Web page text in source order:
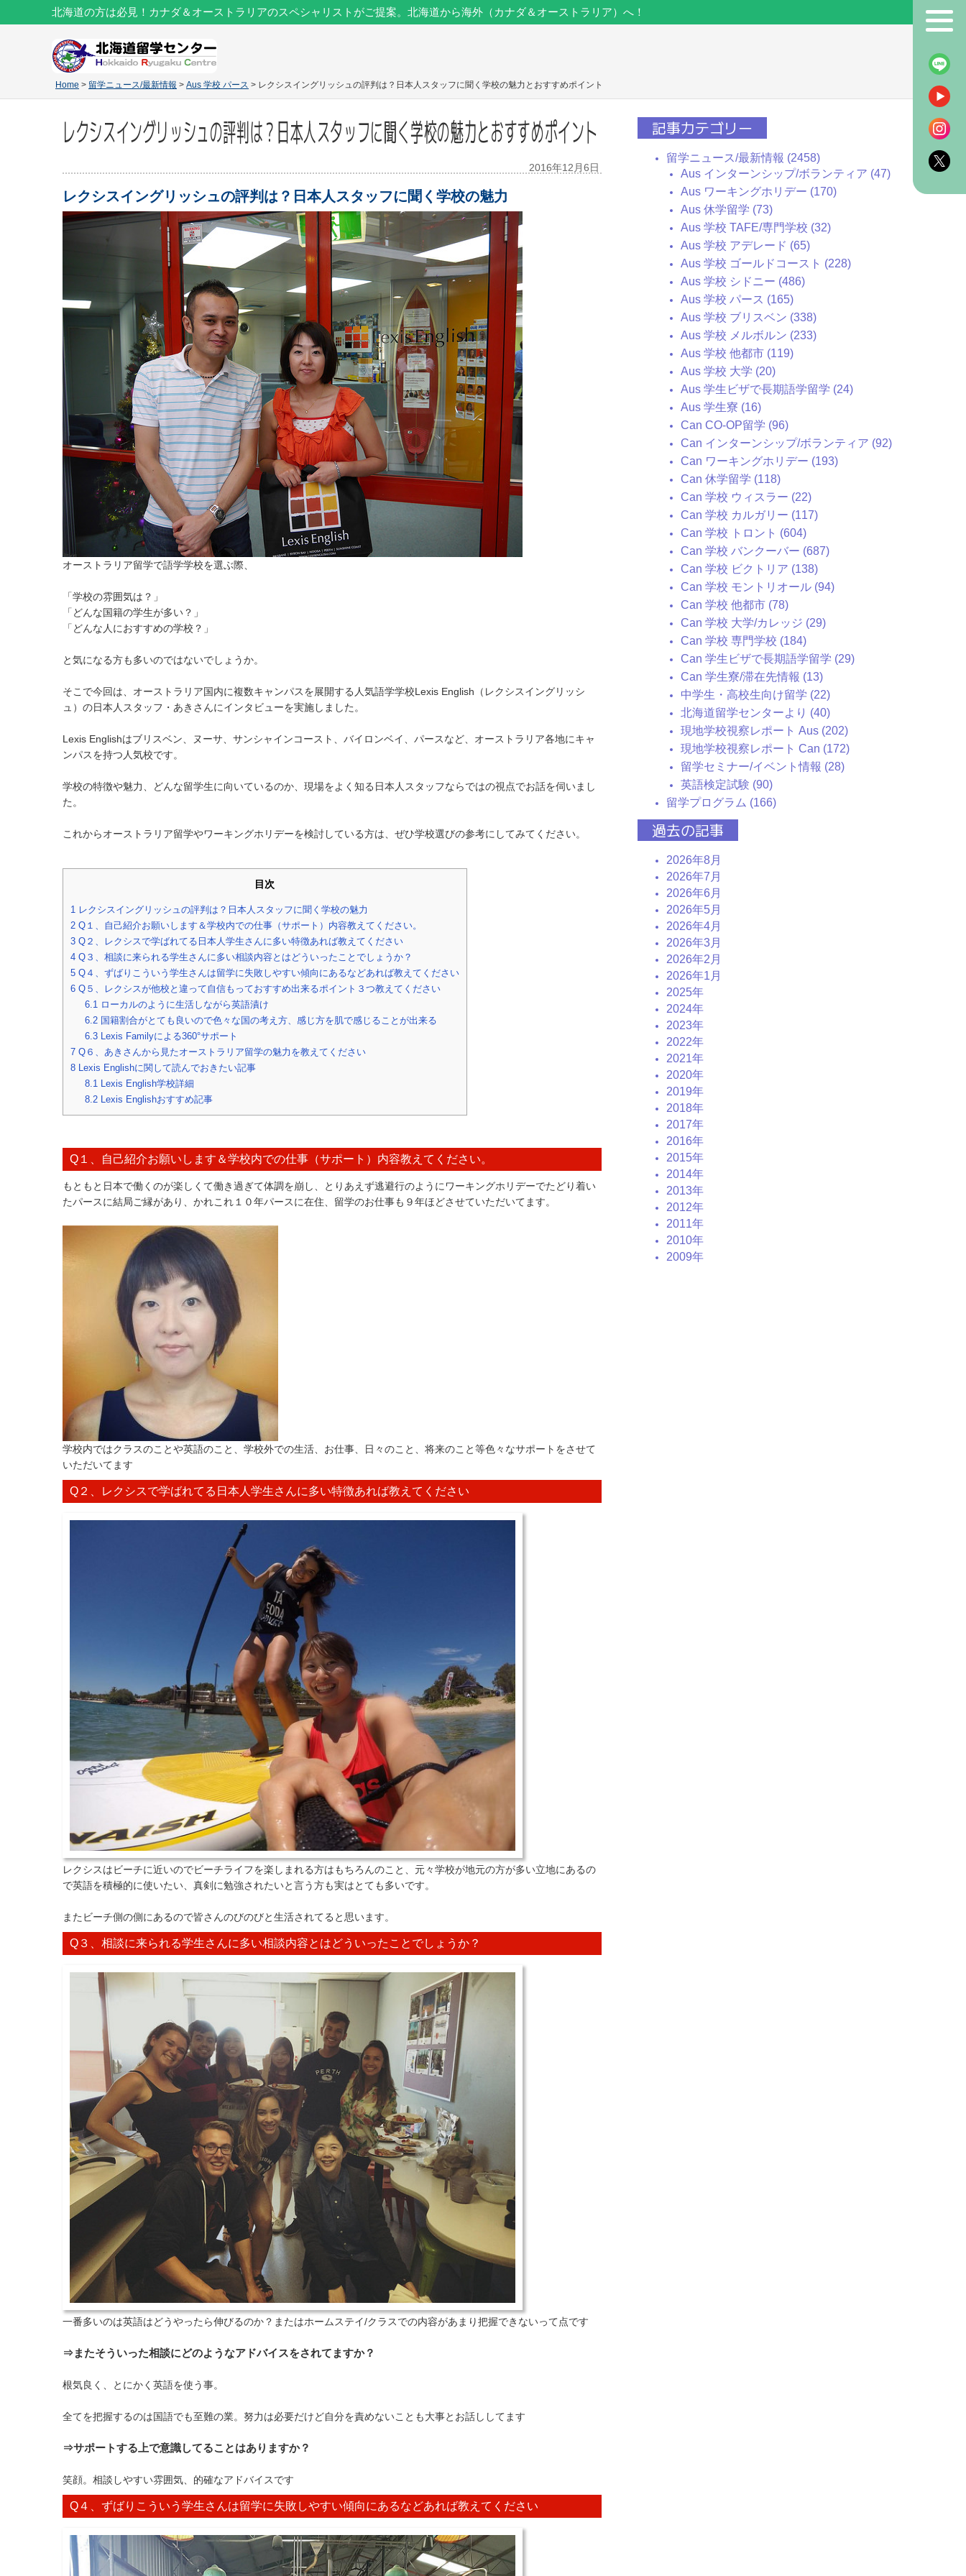
北海道の方は必見！カナダ＆オーストラリアのスペシャリストがご提案。北海道から海外（カナダ＆オーストラリア）へ！
Home > 留学ニュース/最新情報 > Aus 学校 パース > レクシスイングリッシュの評判は？日本人スタッフに聞く学校の魅力とおすすめポイント
レクシスイングリッシュの評判は？日本人スタッフに聞く学校の魅力とおすすめポイント
2016年12月6日
レクシスイングリッシュの評判は？日本人スタッフに聞く学校の魅力
オーストラリア留学で語学学校を選ぶ際、
「学校の雰囲気は？」
「どんな国籍の学生が多い？」
「どんな人におすすめの学校？」
と気になる方も多いのではないでしょうか。
そこで今回は、オーストラリア国内に複数キャンパスを展開する人気語学学校Lexis English（レクシスイングリッシ
ュ）の日本人スタッフ・あきさんにインタビューを実施しました。
Lexis Englishはブリスベン、ヌーサ、サンシャインコースト、バイロンベイ、パースなど、オーストラリア各地にキャ
ンパスを持つ人気校です。
学校の特徴や魅力、どんな留学生に向いているのか、現場をよく知る日本人スタッフならではの視点でお話を伺いまし
た。
これからオーストラリア留学やワーキングホリデーを検討している方は、ぜひ学校選びの参考にしてみてください。
目次
1 レクシスイングリッシュの評判は？日本人スタッフに聞く学校の魅力
2 Q１、自己紹介お願いします＆学校内での仕事（サポート）内容教えてください。
3 Q２、レクシスで学ばれてる日本人学生さんに多い特徴あれば教えてください
4 Q３、相談に来られる学生さんに多い相談内容とはどういったことでしょうか？
5 Q４、ずばりこういう学生さんは留学に失敗しやすい傾向にあるなどあれば教えてください
6 Q５、レクシスが他校と違って自信もっておすすめ出来るポイント３つ教えてください
6.1ローカルのように生活しながら英語漬け
6.2国籍割合がとても良いので色々な国の考え方、感じ方を肌で感じることが出来る
6.3Lexis Familyによる360°サポート
7 Q６、あきさんから見たオーストラリア留学の魅力を教えてください
8 Lexis Englishに関して読んでおきたい記事
8.1Lexis English学校詳細
8.2Lexis Englishおすすめ記事
Q１、自己紹介お願いします＆学校内での仕事（サポート）内容教えてください。
もともと日本で働くのが楽しくて働き過ぎて体調を崩し、とりあえず逃避行のようにワーキングホリデーでたどり着い
たパースに結局ご縁があり、かれこれ１０年パースに在住、留学のお仕事も９年ほどさせていただいてます。
学校内ではクラスのことや英語のこと、学校外での生活、お仕事、日々のこと、将来のこと等色々なサポートをさせて
いただいてます
Q２、レクシスで学ばれてる日本人学生さんに多い特徴あれば教えてください
レクシスはビーチに近いのでビーチライフを楽しまれる方はもちろんのこと、元々学校が地元の方が多い立地にあるの
で英語を積極的に使いたい、真剣に勉強されたいと言う方も実はとても多いです。
またビーチ側の側にあるので皆さんのびのびと生活されてると思います。
Q３、相談に来られる学生さんに多い相談内容とはどういったことでしょうか？
一番多いのは英語はどうやったら伸びるのか？またはホームステイ/クラスでの内容があまり把握できないって点です
⇒またそういった相談にどのようなアドバイスをされてますか？
根気良く、とにかく英語を使う事。
全てを把握するのは国語でも至難の業。努力は必要だけど自分を責めないことも大事とお話ししてます
⇒サポートする上で意識してることはありますか？
笑顔。相談しやすい雰囲気、的確なアドバイスです
Q４、ずばりこういう学生さんは留学に失敗しやすい傾向にあるなどあれば教えてください
記事カテゴリー
留学ニュース/最新情報 (2458)
Aus インターンシップ/ボランティア (47)
Aus ワーキングホリデー (170)
Aus 休学留学 (73)
Aus 学校 TAFE/専門学校 (32)
Aus 学校 アデレード (65)
Aus 学校 ゴールドコースト (228)
Aus 学校 シドニー (486)
Aus 学校 パース (165)
Aus 学校 ブリスベン (338)
Aus 学校 メルボルン (233)
Aus 学校 他都市 (119)
Aus 学校 大学 (20)
Aus 学生ビザで長期語学留学 (24)
Aus 学生寮 (16)
Can CO-OP留学 (96)
Can インターンシップ/ボランティア (92)
Can ワーキングホリデー (193)
Can 休学留学 (118)
Can 学校 ウィスラー (22)
Can 学校 カルガリー (117)
Can 学校 トロント (604)
Can 学校 バンクーバー (687)
Can 学校 ビクトリア (138)
Can 学校 モントリオール (94)
Can 学校 他都市 (78)
Can 学校 大学/カレッジ (29)
Can 学校 専門学校 (184)
Can 学生ビザで長期語学留学 (29)
Can 学生寮/滞在先情報 (13)
中学生・高校生向け留学 (22)
北海道留学センターより (40)
現地学校視察レポート Aus (202)
現地学校視察レポート Can (172)
留学セミナー/イベント情報 (28)
英語検定試験 (90)
留学プログラム (166)
過去の記事
2026年8月
2026年7月
2026年6月
2026年5月
2026年4月
2026年3月
2026年2月
2026年1月
2025年
2024年
2023年
2022年
2021年
2020年
2019年
2018年
2017年
2016年
2015年
2014年
2013年
2012年
2011年
2010年
2009年